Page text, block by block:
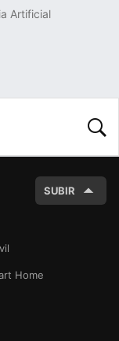
Artificial
SUBIR
Home